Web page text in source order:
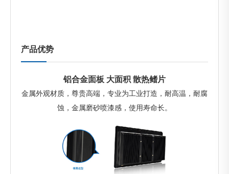
产品优势
铝合金面板 大面积 散热鳍片
金属外观材质，尊贵高端，专业为工业打造，耐高温，耐腐
蚀，金属磨砂喷漆感，使用寿命长。